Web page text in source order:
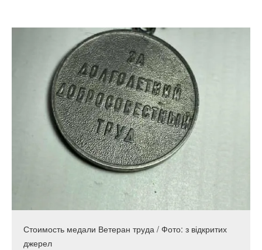
Стоимость медали Ветеран труда / Фото: з відкритих
джерел